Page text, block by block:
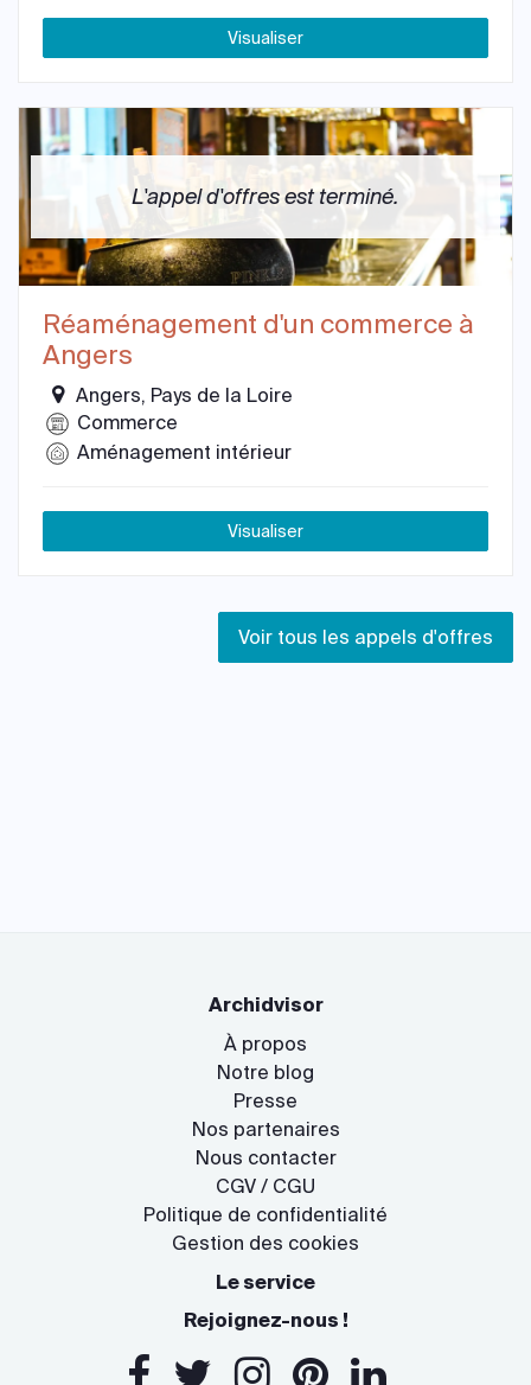
Visualiser
L'appel d'offres est terminé.
Réaménagement d'un commerce à
Angers
Angers, Pays de la Loire
Commerce
Aménagement intérieur
Visualiser
Voir tous les appels d'offres
Archidvisor
À propos
Notre blog
Presse
Nos partenaires
Nous contacter
CGV / CGU
Politique de confidentialité
Gestion des cookies
Le service
Rejoignez-nous !